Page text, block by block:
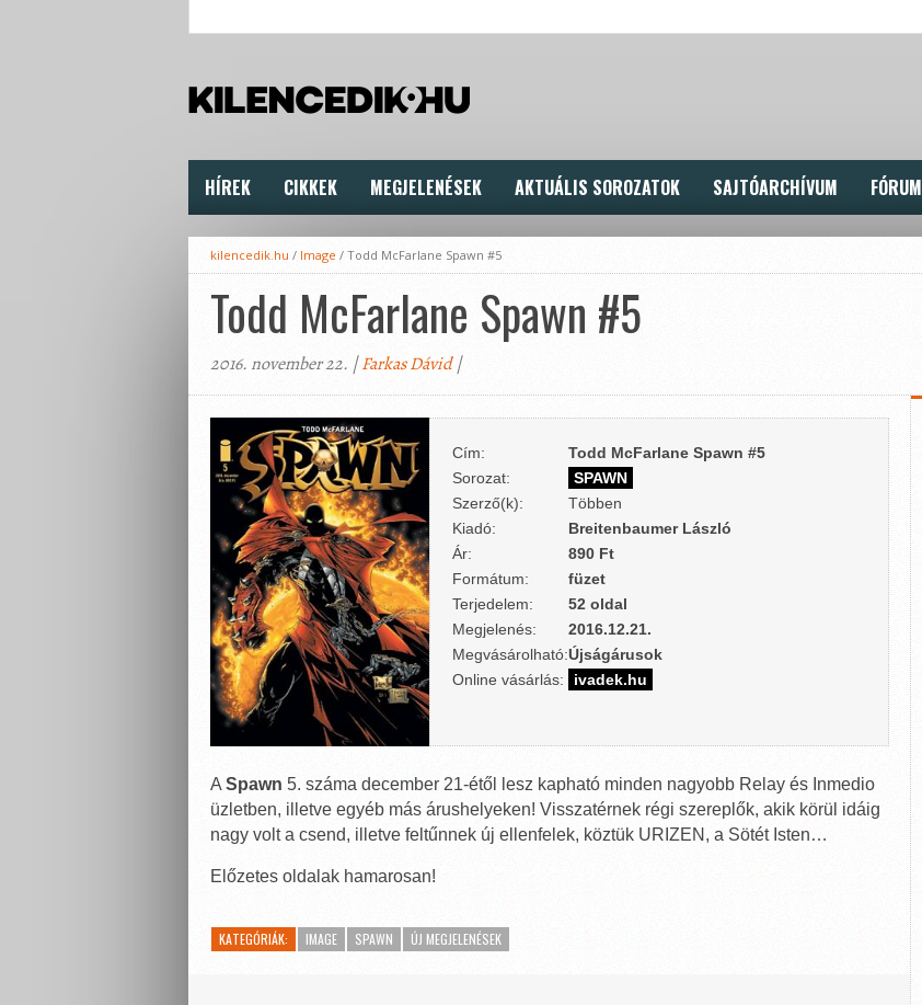
HÍREK CIKKEK MEGJELENÉSEK AKTUÁLIS SOROZATOK SAJTÓARCHÍVUM FÓRUM
kilencedik.hu / Image / Todd McFarlane Spawn #5
Todd McFarlane Spawn #5
2016. november 22. |Farkas Dávid|
Cím:
Todd McFarlane Spawn #5
Sorozat:
SPAWN
Szerző(k):
Többen
Kiadó:
Breitenbaumer László
Ár:
890 Ft
Formátum:
füzet
Terjedelem:
52 oldal
Megjelenés:
2016.12.21.
Megvásárolható:Újságárusok
Online vásárlás:
ivadek.hu
A Spawn 5. száma december 21-étől lesz kapható minden nagyobb Relay és Inmedio
üzletben, illetve egyéb más árushelyeken! Visszatérnek régi szereplők, akik körül idáig
nagy volt a csend, illetve feltűnnek új ellenfelek, köztük URIZEN, a Sötét Isten…
Előzetes oldalak hamarosan!
KATEGÓRIÁK: IMAGE SPAWN ÚJ MEGJELENÉSEK